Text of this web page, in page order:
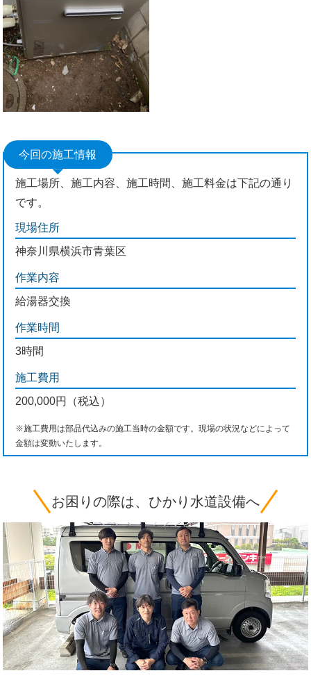
今回の施工情報
施工場所、施工内容、施工時間、施工料金は下記の通り
です。
現場住所
神奈川県横浜市青葉区
作業内容
給湯器交換
作業時間
3時間
施工費用
200,000円（税込）
※施工費用は部品代込みの施工当時の金額です。現場の状況などによって
金額は変動いたします。
お困りの際は、ひかり水道設備へ